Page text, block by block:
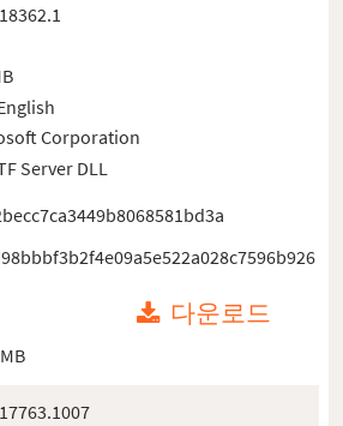
Corporation
Server DLL
다운로드